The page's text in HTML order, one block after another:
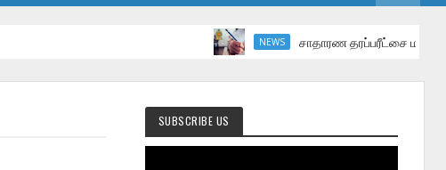
NEWS சாதாரண தரப்பரீட்சை மார்ச் மாதத்தில்
SUBSCRIBE US